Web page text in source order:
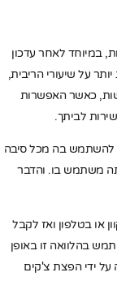
במיוחד לאחר עדכון
על שיעורי הריבית,
כאשר האפשרות
לביתך.
להשתמש בה מכל סיבה
משתמש בו. והדבר
או בטלפון ואז לקבל
בהלוואה זו באופן
על ידי הפצת צ'קים